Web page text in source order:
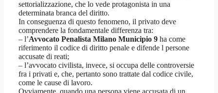
settorializzazione, che lo vede protagonista in una
determinata branca del diritto.
In conseguenza di questo fenomeno, il privato deve
comprendere la fondamentale differenza tra:
– l’Avvocato Penalista Milano Municipio 9 ha come
riferimento il codice di diritto penale e difende l persone
accusate di reati;
– l’avvocato civilista, invece, si occupa delle controversie
fra i privati e, che, pertanto sono trattate dal codice civile,
come le cause di lavoro.